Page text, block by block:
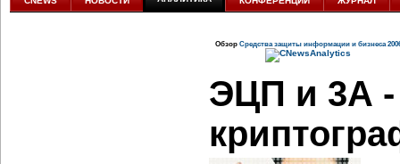
Обзор Средства защиты информации и бизнеса
ЭЦП и 3А